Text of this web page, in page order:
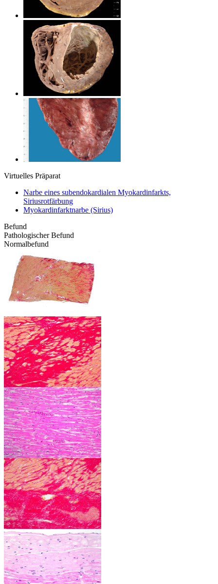
Virtuelles Präparat
Narbe eines subendokardialen Myokardinfarkts,
Siriusrotfärbung
Myokardinfarktnarbe (Sirius)
Befund
Pathologischer Befund
Normalbefund